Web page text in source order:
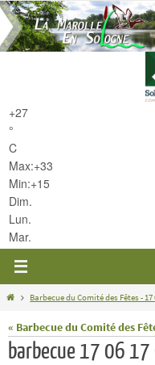
Passer
vers
le
+27
°
C
Max:+33
Min:+15
Dim.
Lun.
Mar.
HomeBarbecue du Comité des Fêtes - 17
« Barbecue du Comité des
barbecue 17 06 17